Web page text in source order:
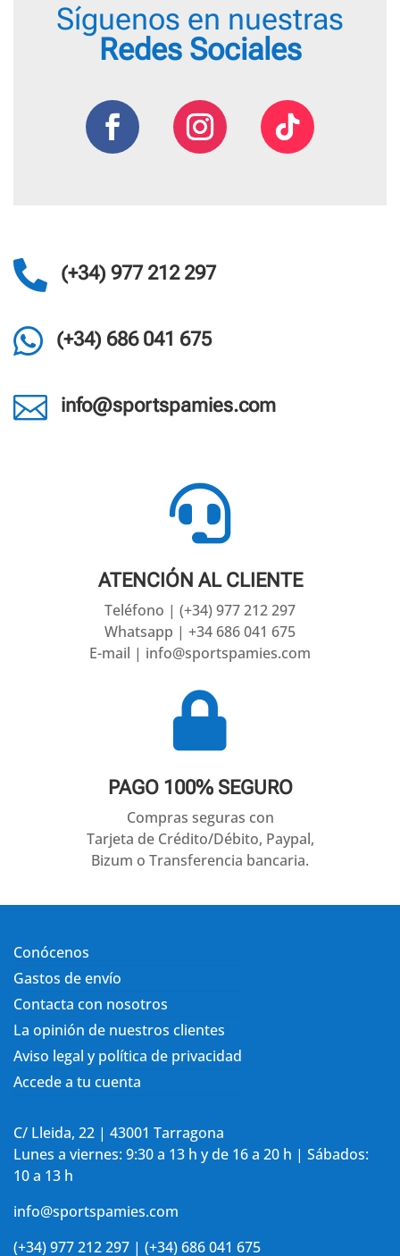
Síguenos en nuestras
Redes Sociales
 (+34) 977 212 297
 (+34) 686 041 675
 info@sportspamies.com

ATENCIÓN AL CLIENTE
Teléfono | (+34) 977 212 297
Whatsapp | +34 686 041 675
E-mail | info@sportspamies.com

PAGO 100% SEGURO
Compras seguras con
Tarjeta de Crédito/Débito, Paypal,
Bizum o Transferencia bancaria.
Conócenos
Gastos de envío
Contacta con nosotros
La opinión de nuestros clientes
Aviso legal y política de privacidad
Accede a tu cuenta
C/ Lleida, 22 | 43001 Tarragona
Lunes a viernes: 9:30 a 13 h y de 16 a 20 h | Sábados:
10 a 13 h
info@sportspamies.com
(+34) 977 212 297 | (+34) 686 041 675